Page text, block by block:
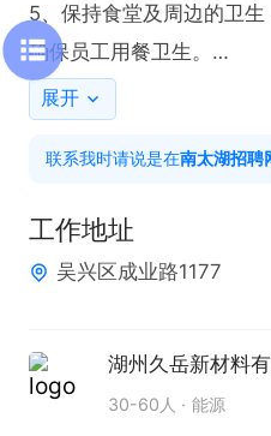
5、保持食堂及周边的卫生
确保员工用餐卫生。
年龄要求35-45
展开
联系我时请说是在南太湖招聘
工作地址
吴兴区成业路1177
湖州久岳新材料
30-60人 能源